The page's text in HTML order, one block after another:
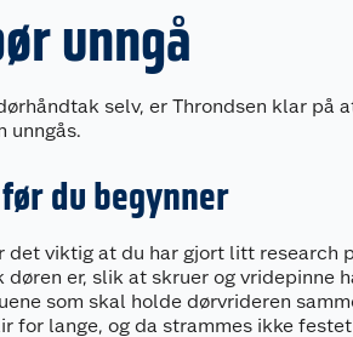
unngå
selv, er Throndsen klar på
unngås.
du begynner
det viktig at du har gjort litt research
er, slik at skruer og vridepinne
som skal holde dørvrideren
for lange, og da strammes ikke